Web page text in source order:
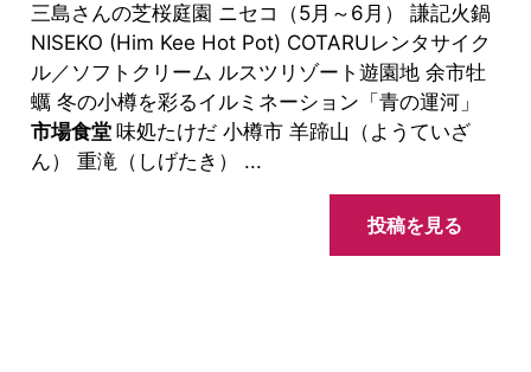
三島さんの芝桜庭園 ニセコ（5月～6月） 謙記火鍋
NISEKO (Him Kee Hot Pot) COTARUレンタサイク
ル／ソフトクリーム ルスツリゾート遊園地 余市牡
蠣 冬の小樽を彩るイルミネーション「青の運河」
市場食堂 味処たけだ 小樽市 羊蹄山（ようていざ
ん） 重滝（しげたき） ...
投稿を見る